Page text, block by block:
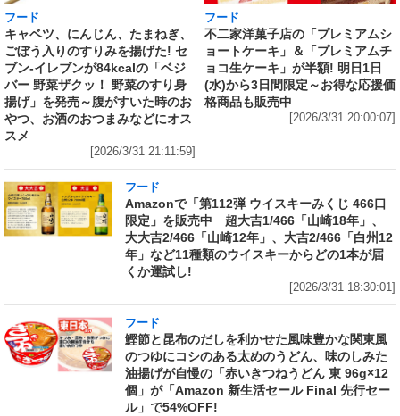
フード
キャベツ、にんじん、たまねぎ、
ごぼう入りのすりみを揚げた! セ
ブン‐イレブンが84kcalの「ベジ
バー 野菜ザクッ！ 野菜のすり身
揚げ」を発売～腹がすいた時のお
やつ、お酒のおつまみなどにオス
スメ
[2026/3/31 21:11:59]
フード
不二家洋菓子店の「プレミアムシ
ョートケーキ」＆「プレミアムチ
ョコ生ケーキ」が半額! 明日1日
(水)から3日間限定～お得な応援価
格商品も販売中
[2026/3/31 20:00:07]
フード
Amazonで「第112弾 ウイスキーみくじ 466口
限定」を販売中 超大吉1/466「山崎18年」、
大大吉2/466「山崎12年」、大吉2/466「白州12
年」など11種類のウイスキーからどの1本が届
くか運試し!
[2026/3/31 18:30:01]
フード
鰹節と昆布のだしを利かせた風味豊かな関東風
のつゆにコシのある太めのうどん、味のしみた
油揚げが自慢の「赤いきつねうどん 東 96g×12
個」が「Amazon 新生活セール Final 先行セー
ル」で54%OFF!